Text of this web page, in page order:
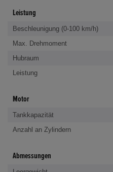
Leistung
Beschleunigung (0-100 km/h)
Max. Drehmoment
Hubraum
Leistung
Motor
Tankkapazität
Anzahl an Zylindern
Abmessungen